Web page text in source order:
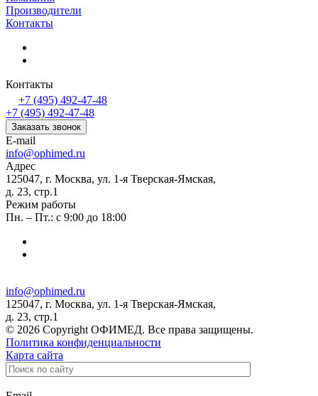
Производители
Контакты
Контакты
+7 (495) 492-47-48
+7 (495) 492-47-48
Заказать звонок
E-mail
info@ophimed.ru
Адрес
125047, г. Москва, ул. 1-я Тверская-Ямская,
д. 23, стр.1
Режим работы
Пн. – Пт.: с 9:00 до 18:00
info@ophimed.ru
125047, г. Москва, ул. 1-я Тверская-Ямская,
д. 23, стр.1
© 2026 Copyright ОФИМЕД. Все права защищены.
Политика конфиденциальности
Карта сайта